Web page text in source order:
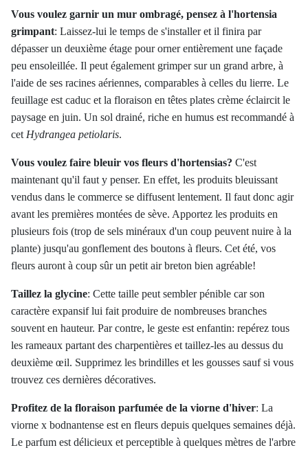
Vous voulez garnir un mur ombragé, pensez à l'hortensia
grimpant: Laissez-lui le temps de s'installer et il finira par
dépasser un deuxième étage pour orner entièrement une façade
peu ensoleillée. Il peut également grimper sur un grand arbre, à
l'aide de ses racines aériennes, comparables à celles du lierre. Le
feuillage est caduc et la floraison en têtes plates crème éclaircit le
paysage en juin. Un sol drainé, riche en humus est recommandé à
cet Hydrangea petiolaris.
Vous voulez faire bleuir vos fleurs d'hortensias? C'est
maintenant qu'il faut y penser. En effet, les produits bleuissant
vendus dans le commerce se diffusent lentement. Il faut donc agir
avant les premières montées de sève. Apportez les produits en
plusieurs fois (trop de sels minéraux d'un coup peuvent nuire à la
plante) jusqu'au gonflement des boutons à fleurs. Cet été, vos
fleurs auront à coup sûr un petit air breton bien agréable!
Taillez la glycine: Cette taille peut sembler pénible car son
caractère expansif lui fait produire de nombreuses branches
souvent en hauteur. Par contre, le geste est enfantin: repérez tous
les rameaux partant des charpentières et taillez-les au dessus du
deuxième œil. Supprimez les brindilles et les gousses sauf si vous
trouvez ces dernières décoratives.
Profitez de la floraison parfumée de la viorne d'hiver: La
viorne x bodnantense est en fleurs depuis quelques semaines déjà.
Le parfum est délicieux et perceptible à quelques mètres de l'arbre